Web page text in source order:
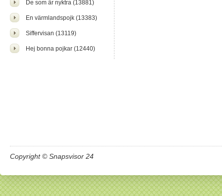
De som är nyktra (13881)
En värmlandspojk (13383)
Siffervisan (13119)
Hej bonna pojkar (12440)
Copyright © Snapsvisor 24